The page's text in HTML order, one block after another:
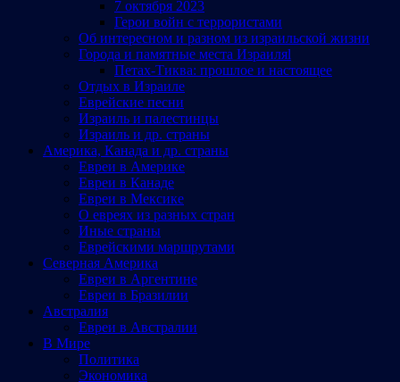
7 октября 2023
Герои войн с террористами
Об интересном и разном из израильской жизни
Города и памятные места Израиляl
Петах-Тиква: прошлое и настоящее
Отдых в Израиле
Еврейские песни
Израиль и палестинцы
Израиль и др. страны
Америка, Канада и др. страны
Евреи в Америке
Евреи в Канаде
Евреи в Мексике
О евреях из разных стран
Иные страны
Еврейскими маршрутами
Северная Америка
Евреи в Аргентине
Евреи в Бразилии
Австралия
Евреи в Австралии
В Мире
Политика
Экономика